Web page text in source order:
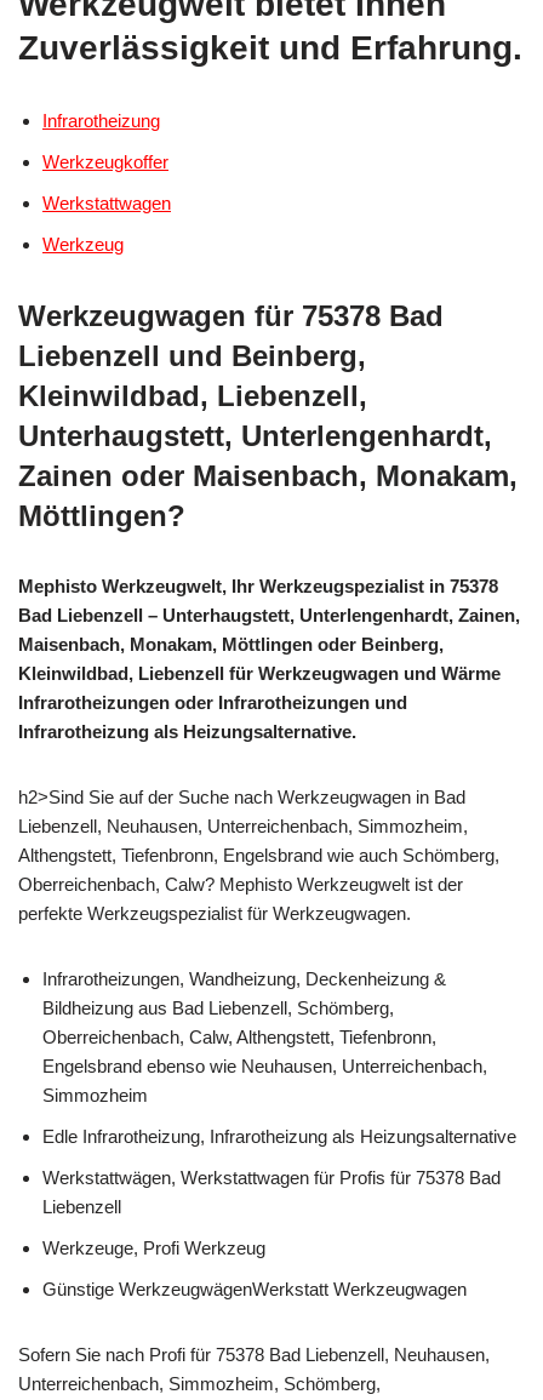
Zuverlässigkeit und Erfahrung.
Infrarotheizung
Werkzeugkoffer
Werkstattwagen
Werkzeug
Werkzeugwagen für 75378 Bad
Liebenzell und Beinberg,
Kleinwildbad, Liebenzell,
Unterhaugstett, Unterlengenhardt,
Zainen oder Maisenbach, Monakam,
Möttlingen?
Mephisto Werkzeugwelt, Ihr Werkzeugspezialist in 75378
Bad Liebenzell – Unterhaugstett, Unterlengenhardt, Zainen,
Maisenbach, Monakam, Möttlingen oder Beinberg,
Kleinwildbad, Liebenzell für Werkzeugwagen und Wärme
Infrarotheizungen oder Infrarotheizungen und
Infrarotheizung als Heizungsalternative.
h2>Sind Sie auf der Suche nach Werkzeugwagen in Bad
Liebenzell, Neuhausen, Unterreichenbach, Simmozheim,
Althengstett, Tiefenbronn, Engelsbrand wie auch Schömberg,
Oberreichenbach, Calw? Mephisto Werkzeugwelt ist der
perfekte Werkzeugspezialist für Werkzeugwagen.
Infrarotheizungen, Wandheizung, Deckenheizung &
Bildheizung aus Bad Liebenzell, Schömberg,
Oberreichenbach, Calw, Althengstett, Tiefenbronn,
Engelsbrand ebenso wie Neuhausen, Unterreichenbach,
Simmozheim
Edle Infrarotheizung, Infrarotheizung als Heizungsalternative
Werkstattwägen, Werkstattwagen für Profis für 75378 Bad
Liebenzell
Werkzeuge, Profi Werkzeug
Günstige WerkzeugwägenWerkstatt Werkzeugwagen
Sofern Sie nach Profi für 75378 Bad Liebenzell, Neuhausen,
Unterreichenbach, Simmozheim, Schömberg,